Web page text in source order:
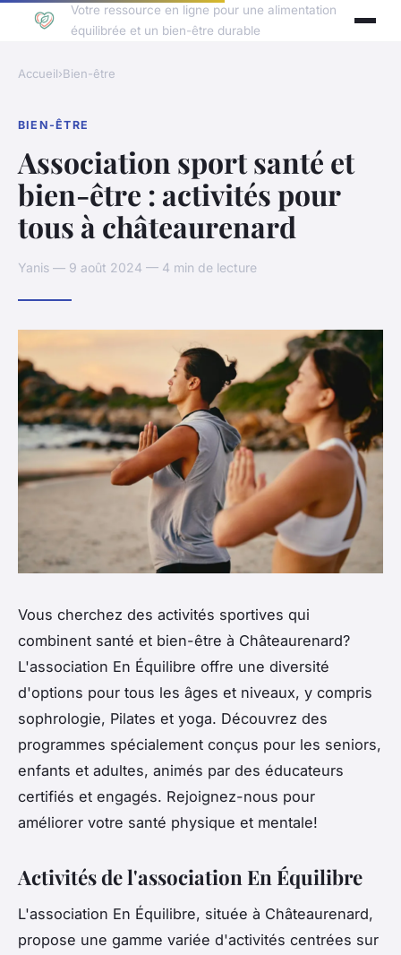
Votre ressource en ligne pour une alimentation
équilibrée et un bien-être durable
Accueil›Bien-être
BIEN-ÊTRE
Association sport santé et
bien-être : activités pour
tous à châteaurenard
Yanis — 9 août 2024 — 4 min de lecture
Vous cherchez des activités sportives qui
combinent santé et bien-être à Châteaurenard?
L'association En Équilibre offre une diversité
d'options pour tous les âges et niveaux, y compris
sophrologie, Pilates et yoga. Découvrez des
programmes spécialement conçus pour les seniors,
enfants et adultes, animés par des éducateurs
certifiés et engagés. Rejoignez-nous pour
améliorer votre santé physique et mentale!
Activités de l'association En Équilibre
L'association En Équilibre, située à Châteaurenard,
propose une gamme variée d'activités centrées sur